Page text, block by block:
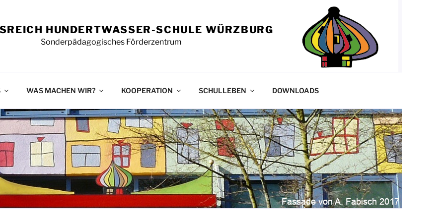
HUNDERTWASSER-SCHULE WÜRZBURG
Sonderpädagogisches Förderzentrum
WAS MACHEN WIR? KOOPERATION SCHULLEBEN DOWNLOADS